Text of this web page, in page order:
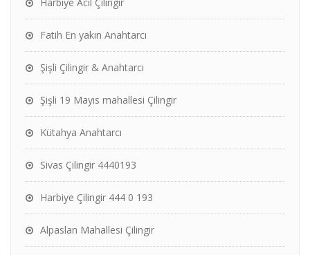
Fatih En yakın Anahtarcı
Şişli Çilingir & Anahtarcı
Şişli 19 Mayıs mahallesi Çilingir
Kütahya Anahtarcı
Sivas Çilingir 4440193
Harbiye Çilingir 444 0 193
Alpaslan Mahallesi Çilingir